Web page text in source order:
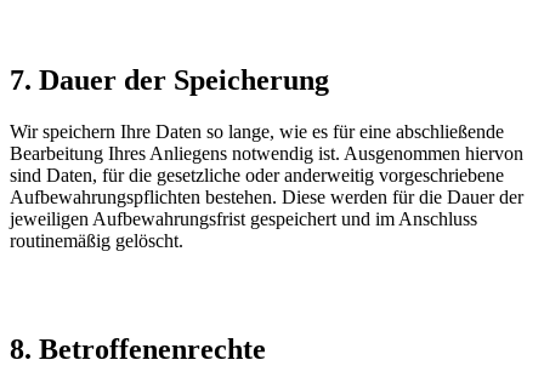
7. Dauer der Speicherung
Wir speichern Ihre Daten so lange, wie es für eine abschließende
Bearbeitung Ihres Anliegens notwendig ist. Ausgenommen hiervon
sind Daten, für die gesetzliche oder anderweitig vorgeschriebene
Aufbewahrungspflichten bestehen. Diese werden für die Dauer der
jeweiligen Aufbewahrungsfrist gespeichert und im Anschluss
routinemäßig gelöscht.
8. Betroffenenrechte